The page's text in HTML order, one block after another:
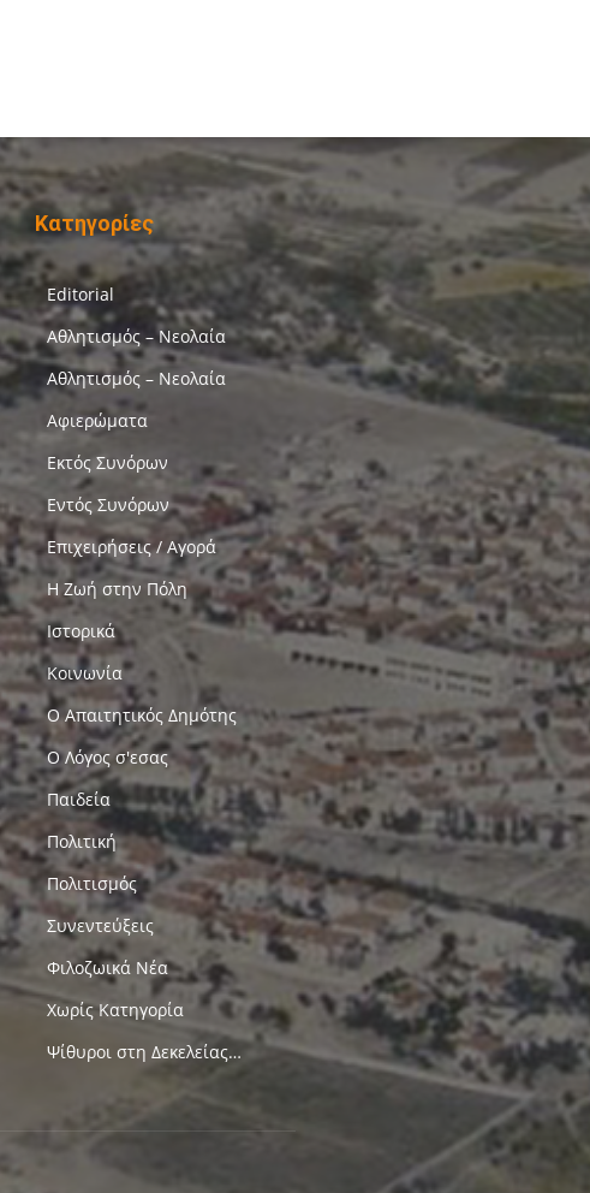
Κατηγορίες
Editorial
Αθλητισμός – Νεολαία
Αθλητισμός – Νεολαία
Αφιερώματα
Εκτός Συνόρων
Εντός Συνόρων
Επιχειρήσεις / Αγορά
Η Ζωή στην Πόλη
Ιστορικά
Κοινωνία
Ο Απαιτητικός Δημότης
Ο Λόγος σ'εσας
Παιδεία
Πολιτική
Πολιτισμός
Συνεντεύξεις
Φιλοζωικά Νέα
Χωρίς Κατηγορία
Ψίθυροι στη Δεκελείας…